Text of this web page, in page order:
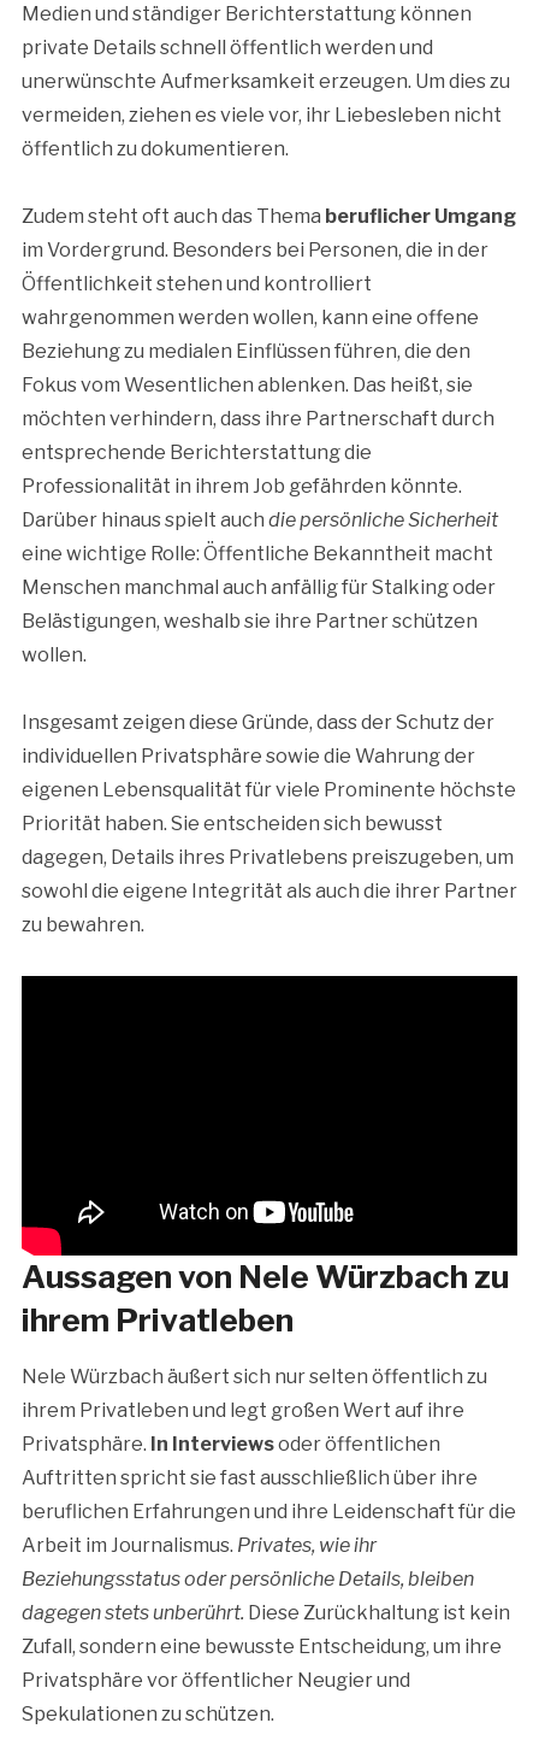
Medien und ständiger Berichterstattung können
private Details schnell öffentlich werden und
unerwünschte Aufmerksamkeit erzeugen. Um dies zu
vermeiden, ziehen es viele vor, ihr Liebesleben nicht
öffentlich zu dokumentieren.
Zudem steht oft auch das Thema beruflicher Umgang
im Vordergrund. Besonders bei Personen, die in der
Öffentlichkeit stehen und kontrolliert
wahrgenommen werden wollen, kann eine offene
Beziehung zu medialen Einflüssen führen, die den
Fokus vom Wesentlichen ablenken. Das heißt, sie
möchten verhindern, dass ihre Partnerschaft durch
entsprechende Berichterstattung die
Professionalität in ihrem Job gefährden könnte.
Darüber hinaus spielt auch die persönliche Sicherheit
eine wichtige Rolle: Öffentliche Bekanntheit macht
Menschen manchmal auch anfällig für Stalking oder
Belästigungen, weshalb sie ihre Partner schützen
wollen.
Insgesamt zeigen diese Gründe, dass der Schutz der
individuellen Privatsphäre sowie die Wahrung der
eigenen Lebensqualität für viele Prominente höchste
Priorität haben. Sie entscheiden sich bewusst
dagegen, Details ihres Privatlebens preiszugeben, um
sowohl die eigene Integrität als auch die ihrer Partner
zu bewahren.
Aussagen von Nele Würzbach zu
ihrem Privatleben
Nele Würzbach äußert sich nur selten öffentlich zu
ihrem Privatleben und legt großen Wert auf ihre
Privatsphäre. In Interviewsoder öffentlichen
Auftritten spricht sie fast ausschließlich über ihre
beruflichen Erfahrungen und ihre Leidenschaft für die
Arbeit im Journalismus. Privates, wie ihr
Beziehungsstatus oder persönliche Details, bleiben
dagegen stets unberührt. Diese Zurückhaltung ist kein
Zufall, sondern eine bewusste Entscheidung, um ihre
Privatsphäre vor öffentlicher Neugier und
Spekulationen zu schützen.